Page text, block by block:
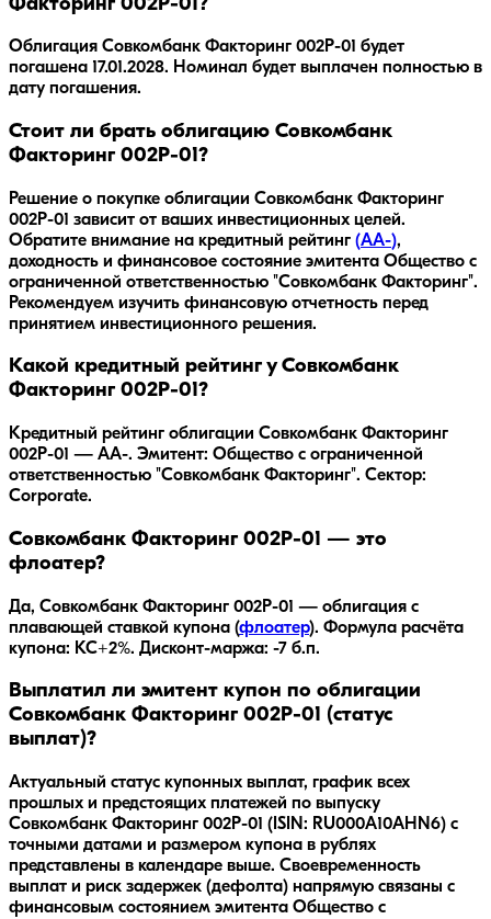
Факторинг 002P-01?
Облигация Совкомбанк Факторинг 002P-01 будет
погашена 17.01.2028. Номинал будет выплачен полностью в
дату погашения.
Стоит ли брать облигацию Совкомбанк
Факторинг 002P-01?
Решение о покупке облигации Совкомбанк Факторинг
002P-01 зависит от ваших инвестиционных целей.
Обратите внимание на кредитный рейтинг (AA-),
доходность и финансовое состояние эмитента Общество с
ограниченной ответственностью "Совкомбанк Факторинг".
Рекомендуем изучить финансовую отчетность перед
принятием инвестиционного решения.
Какой кредитный рейтинг у Совкомбанк
Факторинг 002P-01?
Кредитный рейтинг облигации Совкомбанк Факторинг
002P-01 — AA-. Эмитент: Общество с ограниченной
ответственностью "Совкомбанк Факторинг". Сектор:
Corporate.
Совкомбанк Факторинг 002P-01 — это
флоатер?
Да, Совкомбанк Факторинг 002P-01 — облигация с
плавающей ставкой купона (флоатер). Формула расчёта
купона: КС+2%. Дисконт-маржа: -7 б.п.
Выплатил ли эмитент купон по облигации
Совкомбанк Факторинг 002P-01 (статус
выплат)?
Актуальный статус купонных выплат, график всех
прошлых и предстоящих платежей по выпуску
Совкомбанк Факторинг 002P-01 (ISIN: RU000A10AHN6) с
точными датами и размером купона в рублях
представлены в календаре выше. Своевременность
выплат и риск задержек (дефолта) напрямую связаны с
финансовым состоянием эмитента Общество с